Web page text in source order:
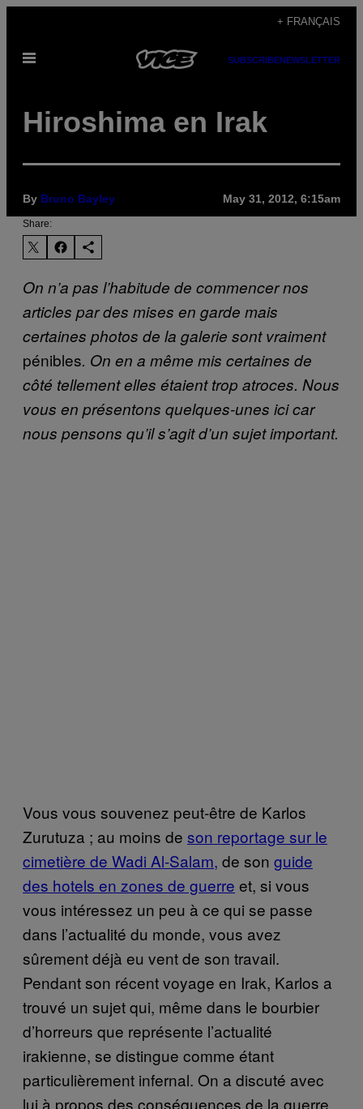
content
+ FRANÇAIS
Open
SUBSCRIBENEWSLETTER
Hiroshima en Irak
By Bruno Bayley May 31, 2012, 6:15am
Share:
On n’a pas l’habitude de commencer nos
articles par des mises en garde mais
certaines photos de la galerie sont vraiment
pénibles. On en a même mis certaines de
côté tellement elles étaient trop atroces. Nous
vous en présentons quelques-unes ici car
nous pensons qu’il s’agit d’un sujet important.
Vous vous souvenez peut-être de Karlos
Zurutuza ; au moins de son reportage sur le
cimetière de Wadi Al-Salam, de son guide
des hotels en zones de guerre et, si vous
vous intéressez un peu à ce qui se passe
dans l’actualité du monde, vous avez
sûrement déjà eu vent de son travail.
Pendant son récent voyage en Irak, Karlos a
trouvé un sujet qui, même dans le bourbier
d’horreurs que représente l’actualité
irakienne, se distingue comme étant
particulièrement infernal. On a discuté avec
lui à propos des conséquences de la guerre